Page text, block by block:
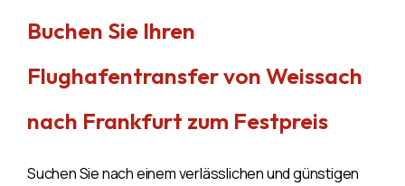
Buchen Sie Ihren
Flughafentransfer von Weissach
nach Frankfurt zum Festpreis
Suchen Sie nach einem verlässlichen und günstigen